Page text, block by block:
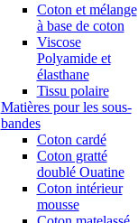
Coton et mélange
à base de coton
Viscose
Polyamide et
élasthane
Tissu polaire
Matières pour les sous-
bandes
Coton cardé
Coton gratté
doublé Ouatine
Coton intérieur
mousse